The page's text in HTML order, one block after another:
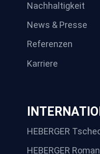
Nachhaltigkeit
News & Presse
Referenzen
Karriere
HEBERGER
HEBERGER